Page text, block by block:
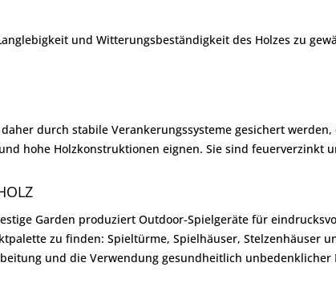
und Witterungsbeständigkeit des Holzes zu
durch stabile Verankerungssysteme gesichert
hohe Holzkonstruktionen eignen. Sie sind feuerverzinkt
Garden produziert Outdoor-Spielgeräte für
zu finden: Spieltürme, Spielhäuser, Stelzenhäuser
und die Verwendung gesundheitlich